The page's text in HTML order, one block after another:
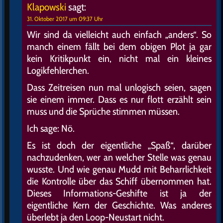
Klapowski sagt:
31. Oktober 2017 um 09:37 Uhr
Wir sind da vielleicht auch einfach „anders“. So
manch einem fällt bei dem obigen Plot ja gar
kein Kritikpunkt ein, nicht mal ein kleines
Logikfehlerchen.
Dass Zeitreisen nun mal unlogisch seien, sagen
sie einem immer. Dass es nur flott erzählt sein
muss und die Sprüche stimmen müssen.
Ich sage: Nö.
Es ist doch der eigentliche „Spaß“, darüber
nachzudenken, wer an welcher Stelle was genau
wusste. Und wie genau Mudd mit Beharrlichkeit
die Kontrolle über das Schiff übernommen hat.
Dieses Informations-Geshifte ist ja der
eigentliche Kern der Geschichte. Was anderes
überlebt ja den Loop-Neustart nicht.